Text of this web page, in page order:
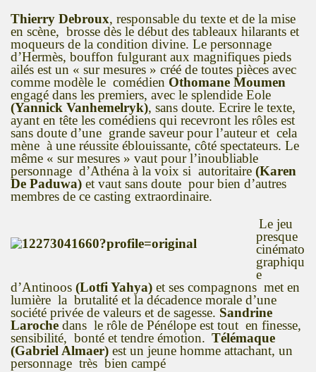
Thierry Debroux, responsable du texte et de la mise
en scène, brosse dès le début des tableaux hilarants et
moqueurs de la condition divine. Le personnage
d’Hermès, bouffon fulgurant aux magnifiques pieds
ailés est un « sur mesures » créé de toutes pièces avec
comme modèle le comédien Othomane Moumen
engagé dans les premiers, avec le splendide Eole
(Yannick Vanhemelryk), sans doute. Ecrire le texte,
ayant en tête les comédiens qui recevront les rôles est
sans doute d’une grande saveur pour l’auteur et cela
mène à une réussite éblouissante, côté spectateurs. Le
même « sur mesures » vaut pour l’inoubliable
personnage d’Athéna à la voix si autoritaire (Karen
De Paduwa) et vaut sans doute pour bien d’autres
membres de ce casting extraordinaire.
Le jeu
presque
cinémato
graphiqu
e
d’Antinoos (Lotfi Yahya) et ses compagnons met en
lumière la brutalité et la décadence morale d’une
société privée de valeurs et de sagesse. Sandrine
Laroche dans le rôle de Pénélope est tout en finesse,
sensibilité, bonté et tendre émotion. Télémaque
(Gabriel Almaer) est un jeune homme attachant, un
personnage très bien campé